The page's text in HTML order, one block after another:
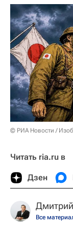
© РИА Новости /
Читать ria.ru в
Дзен
Все